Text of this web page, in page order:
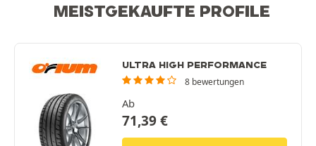
MEISTGEKAUFTE PROFILE
ULTRA HIGH PERFORMANCE
8 bewertungen
Ab
71,39€